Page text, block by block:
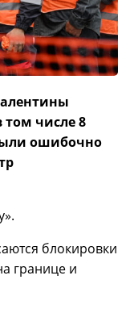
том числе 8
ошибочно
блокировки
границе и